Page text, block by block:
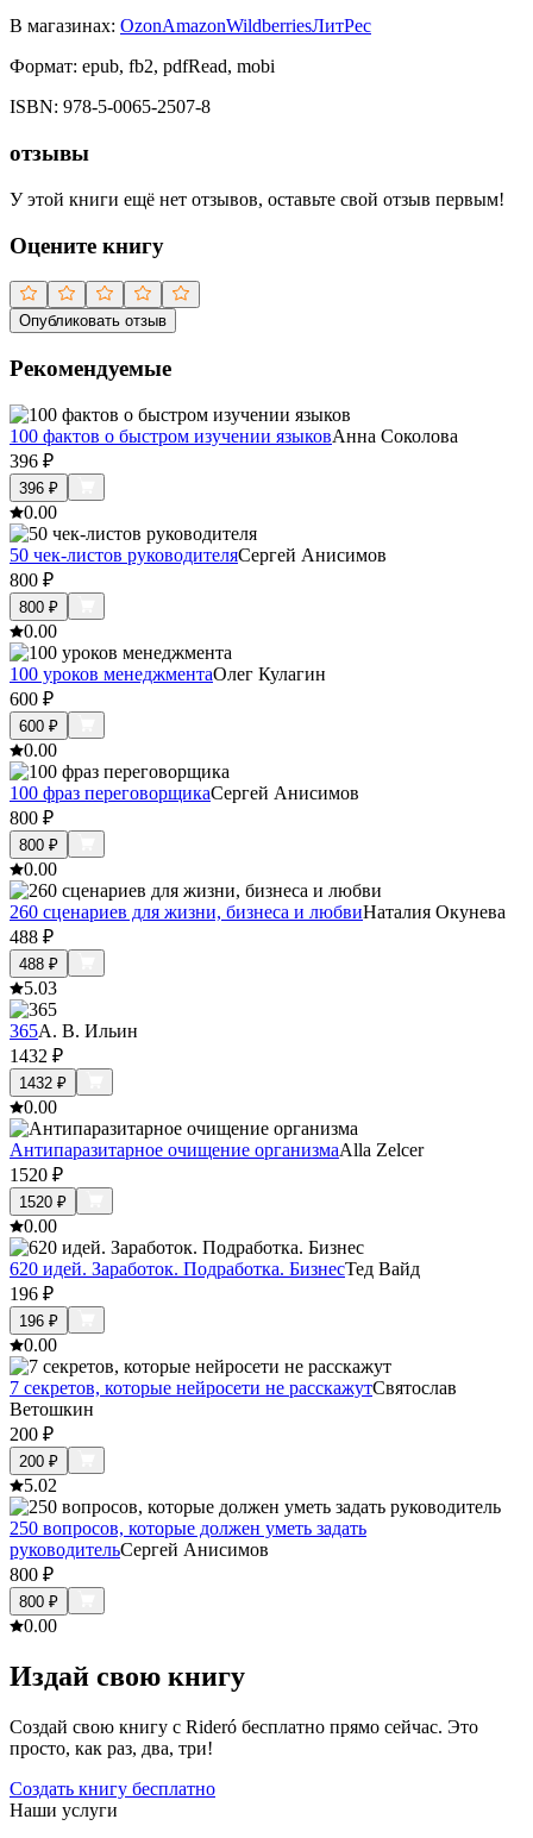
В магазинах: OzonAmazonWildberriesЛитРес
Формат: epub, fb2, pdfRead, mobi
ISBN: 978-5-0065-2507-8
отзывы
У этой книги ещё нет отзывов, оставьте свой отзыв первым!
Оцените книгу
Опубликовать отзыв
Рекомендуемые
100 фактов о быстром изучении языковАнна Соколова
396 ₽
396 ₽
0.00
50 чек-листов руководителяСергей Анисимов
800 ₽
800 ₽
0.00
100 уроков менеджментаОлег Кулагин
600 ₽
600 ₽
0.00
100 фраз переговорщикаСергей Анисимов
800 ₽
800 ₽
0.00
260 сценариев для жизни, бизнеса и любвиНаталия Окунева
488 ₽
488 ₽
5.03
365А. В. Ильин
1432 ₽
1432 ₽
0.00
Антипаразитарное очищение организмаAlla Zelcer
1520 ₽
1520 ₽
0.00
620 идей. Заработок. Подработка. БизнесТед Вайд
196 ₽
196 ₽
0.00
7 секретов, которые нейросети не расскажутСвятослав
Ветошкин
200 ₽
200 ₽
5.02
250 вопросов, которые должен уметь задать
руководительСергей Анисимов
800 ₽
800 ₽
0.00
Издай свою книгу
Создай свою книгу с Rideró бесплатно прямо сейчас. Это
просто, как раз, два, три!
Создать книгу бесплатно
Наши услуги